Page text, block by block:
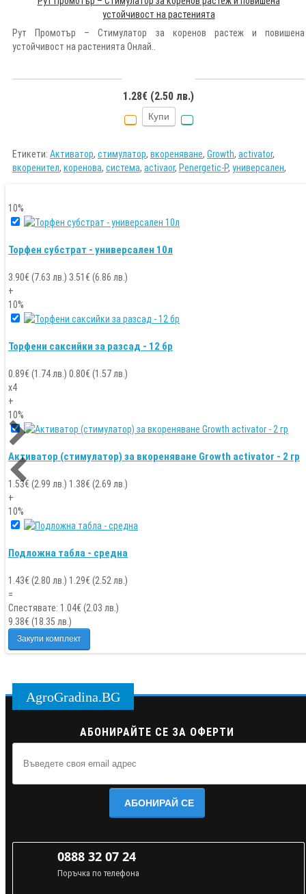
устойчивост на растенията
Рут Промотър – Стимулатор за коренов растеж и повишена
устойчивост на растенията Онлай..
1.28€ (2.50 лв.)
Купи
Етикети: Активатор, стимулатор, вкореняване, Growth, activator,
вкоренител, коренова, система, activaor, Penergetic-P, универсален,
10%
Торфен субстрат - универсален 10л
3.90€ (7.63 лв.) 3.51€ (6.86 лв.)
+
10%
Торфени саксийки за разсад - 12 бр
0.89€ (1.74 лв.) 0.80€ (1.57 лв.)
x4
+
10%
Активатор (стимулатор) за вкореняване Growth activator - 2 гр
1.53€ (2.99 лв.) 1.38€ (2.69 лв.)
+
10%
Подложна табла - средна
1.43€ (2.80 лв.) 1.29€ (2.52 лв.)
=
Спестявате: 1.04€ (2.03 лв.)
9.38€ (18.35 лв.)
Закупи комплект
AgroGradina.BG
АБОНИРАЙТЕ СЕ ЗА ОФЕРТИ
АБОНИРАЙ СЕ
0888 32 07 24
Поръчка по телефона